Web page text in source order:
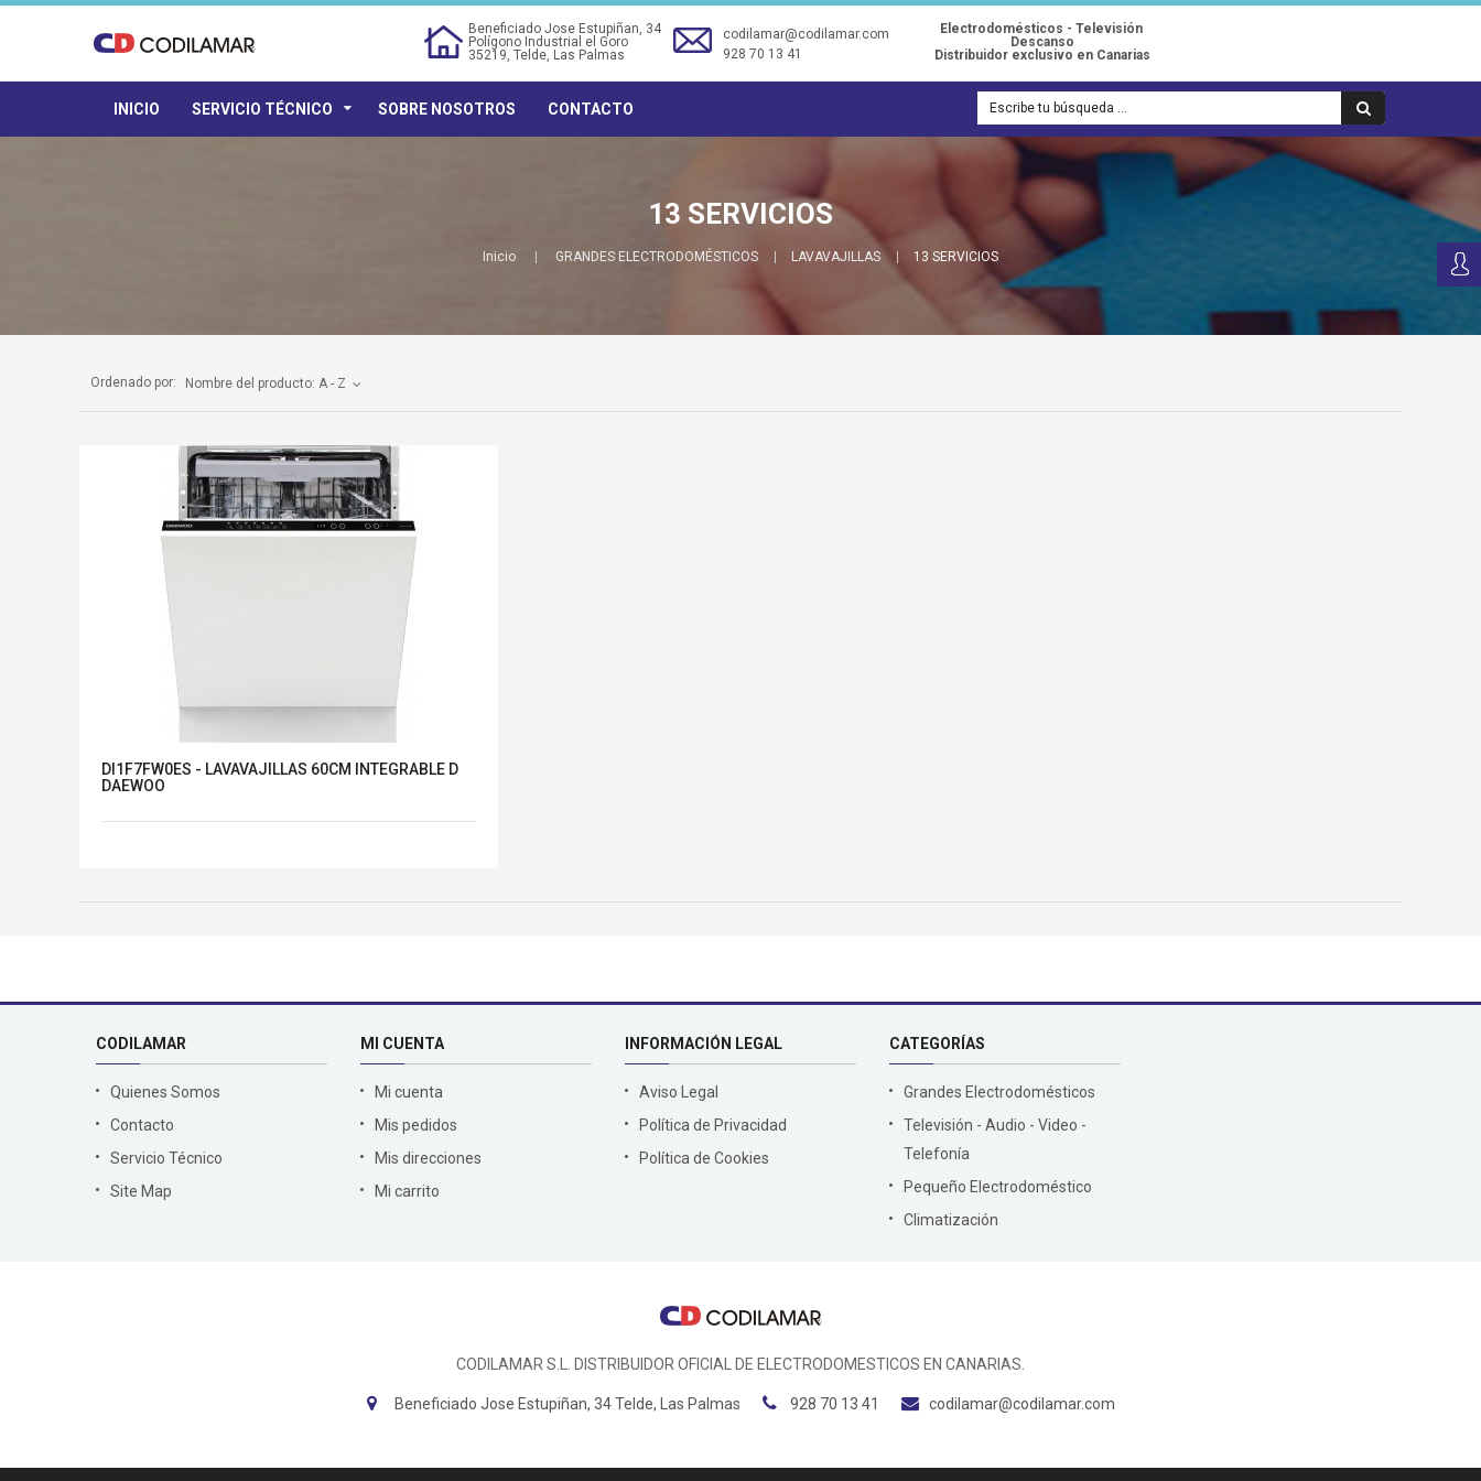
Beneficiado Jose Estupiñan, 34
Polígono Industrial el Goro
35219, Telde, Las Palmas
codilamar@codilamar.com
928 70 13 41
Electrodomésticos - Televisión
Descanso
Distribuidor exclusivo en Canarias
INICIO SERVICIO TÉCNICO SOBRE NOSOTROS CONTACTO
13 SERVICIOS
Inicio GRANDES ELECTRODOMÉSTICOS LAVAVAJILLAS 13 SERVICIOS
Ordenado por: Nombre del producto: A - Z
DI1F7FW0ES - LAVAVAJILLAS 60CM INTEGRABLE D
DAEWOO
CODILAMAR
Quienes Somos
Contacto
Servicio Técnico
Site Map
MI CUENTA
Mi cuenta
Mis pedidos
Mis direcciones
Mi carrito
INFORMACIÓN LEGAL
Aviso Legal
Política de Privacidad
Política de Cookies
CATEGORÍAS
Grandes Electrodomésticos
Televisión - Audio - Video -
Telefonía
Pequeño Electrodoméstico
Climatización
CODILAMAR S.L. DISTRIBUIDOR OFICIAL DE ELECTRODOMESTICOS EN CANARIAS.
Beneficiado Jose Estupiñan, 34 Telde, Las Palmas 928 70 13 41 codilamar@codilamar.com